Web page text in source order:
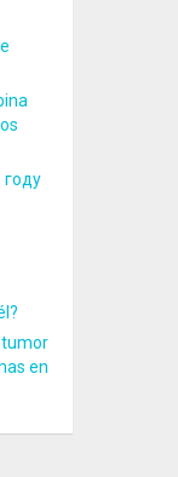
году
tumor
en